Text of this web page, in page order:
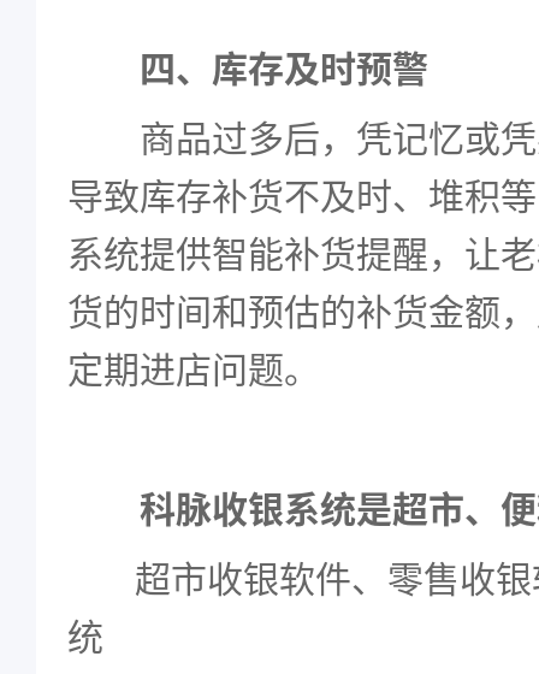
四、库存及时预警
商品过多后，凭记忆或凭
导致库存补货不及时、堆积
系统提供智能补货提醒，让
货的时间和预估的补货金额
定期进店问题。
科脉收银系统是超市、
超市收银软件、 零售收
统